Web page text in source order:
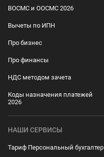
ВОСМС и ООСМС 2026
Вычеты по ИПН
Про бизнес
Про финансы
НДС методом зачета
Коды назначения платежей
2026
НАШИ СЕРВИСЫ
Тариф Персональный бухгалтер